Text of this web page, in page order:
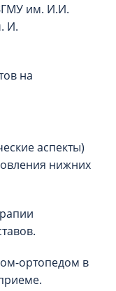
им. И.И.
И.
на
аспекты)
нижних
ортопедом в